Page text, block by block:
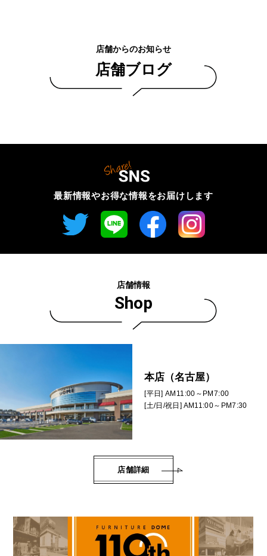
店舗からのお知らせ
店舗ブログ
店舗情報
Shop
本店（名古屋）
[平日] AM11:00～PM7:00
[土/日/祝日] AM11:00～PM7:30
店舗詳細
最新情報やお得な情報をお届けします